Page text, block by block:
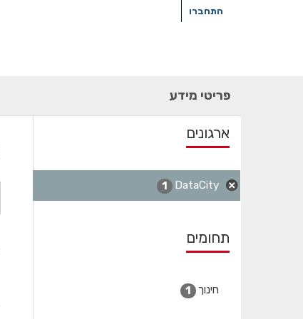
התחברו
פריטי מידע
ארגונים
DataCity
1
תחומים
חינוך 1